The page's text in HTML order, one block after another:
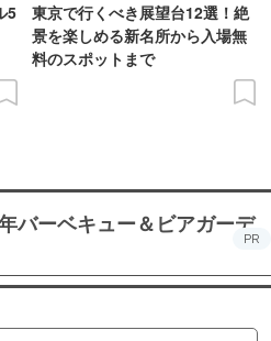
5
東京で行くべき展望台12選！絶
景を楽しめる新名所から入場無
料のスポットまで
バーベキュー＆ビアガーデ
PR